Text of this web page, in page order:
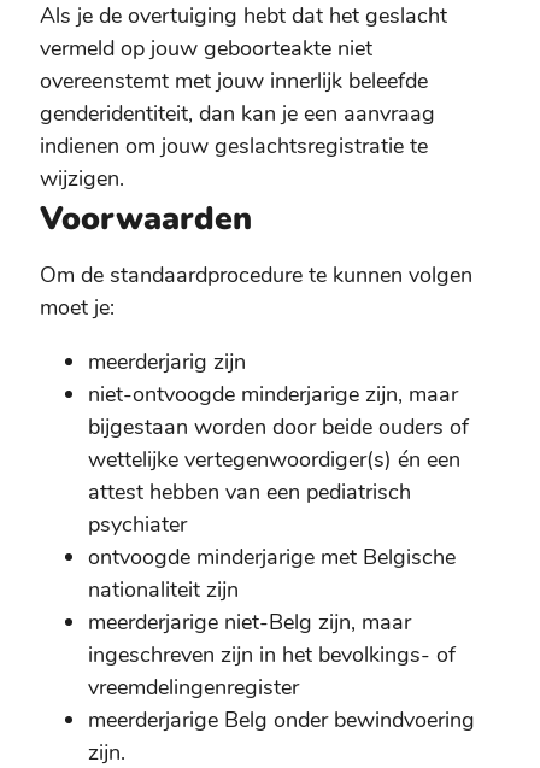
Als je de overtuiging hebt dat het geslacht
vermeld op jouw geboorteakte niet
overeenstemt met jouw innerlijk beleefde
genderidentiteit, dan kan je een aanvraag
indienen om jouw geslachtsregistratie te
wijzigen.
Voorwaarden
Om de standaardprocedure te kunnen volgen
moet je:
meerderjarig zijn
niet-ontvoogde minderjarige zijn, maar
bijgestaan worden door beide ouders of
wettelijke vertegenwoordiger(s) én een
attest hebben van een pediatrisch
psychiater
ontvoogde minderjarige met Belgische
nationaliteit zijn
meerderjarige niet-Belg zijn, maar
ingeschreven zijn in het bevolkings- of
vreemdelingenregister
meerderjarige Belg onder bewindvoering
zijn.